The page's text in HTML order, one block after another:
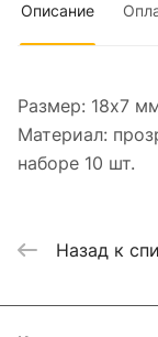
Описание
Размер: 18х7
Материал:
наборе 10 шт.
Назад к